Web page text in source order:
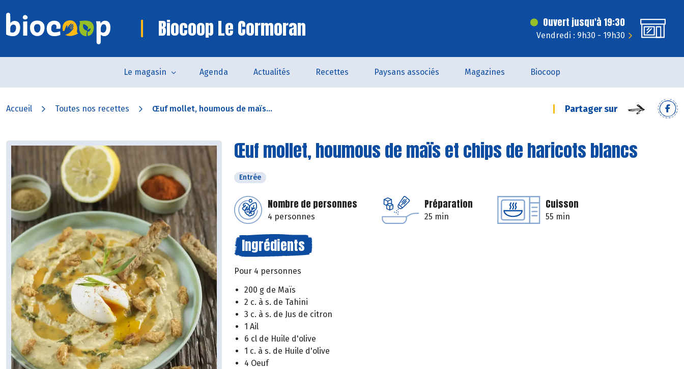
Biocoop Le Cormoran Ouvert jusqu'à 19:30
Vendredi : 9h30 - 19h30
Le magasin Agenda Actualités Recettes Paysans associés Magazines Biocoop
Accueil Toutes nos recettes Œuf mollet, houmous de maïs... Partager sur
Œuf mollet, houmous de maïs et chips de haricots blancs
Entrée
Nombre de personnes
4 personnes
Préparation
25 min
Cuisson
55 min
Ingrédients
Pour 4 personnes
200 g de Maïs
2 c. à s. de Tahini
3 c. à s. de Jus de citron
1 Ail
6 cl de Huile d'olive
1 c. à s. de Huile d'olive
4 Oeuf